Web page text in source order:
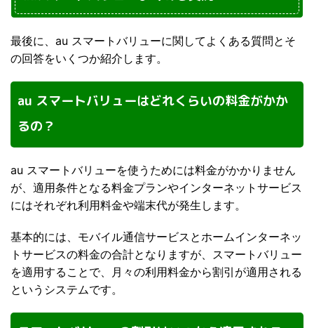
最後に、au スマートバリューに関してよくある質問とそ
の回答をいくつか紹介します。
au スマートバリューはどれくらいの料金がかか
るの？
au スマートバリューを使うためには料金がかかりません
が、適用条件となる料金プランやインターネットサービス
にはそれぞれ利用料金や端末代が発生します。
基本的には、モバイル通信サービスとホームインターネッ
トサービスの料金の合計となりますが、スマートバリュー
を適用することで、月々の利用料金から割引が適用される
というシステムです。